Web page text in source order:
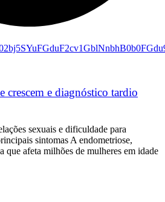
crescem e diagnóstico tardio
sexuais e dificuldade para
sintomas A endometriose,
que afeta milhões de mulheres em idade